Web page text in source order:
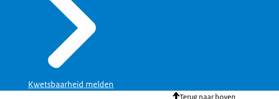
Kwetsbaarheid melden
Terug naar boven